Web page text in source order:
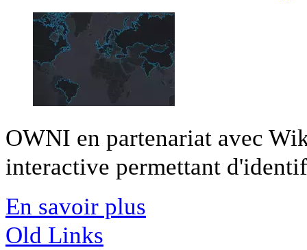
OWNI en partenariat avec
interactive permettant
En savoir plus
Old Links